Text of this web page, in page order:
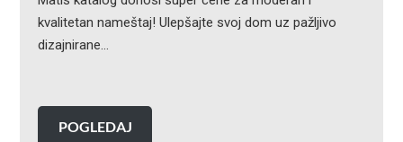
kvalitetan nameštaj! Ulepšajte svoj dom uz pažljivo
dizajnirane…
POGLEDAJ